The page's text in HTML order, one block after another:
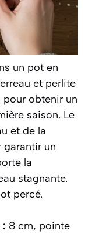
un pot en
et perlite
pour obtenir un
saison. Le
et de la
garantir un
la
stagnante.
percé.
: 8 cm, pointe